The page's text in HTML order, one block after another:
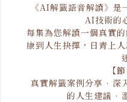
《AI解籤語音解讀》
AI技術的
每集為您解讀一個真實
康到人生抉擇，日青上
【
真實解籤案例分享 · 深
的人生建議 ·